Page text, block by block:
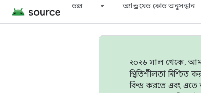
ডক্স অ্যান্ড্রয়েড কোড অনুসন্ধান
২০২৬ সাল থেকে,
স্থিতিশীলতা
বিল্ড করতে এবং এতে